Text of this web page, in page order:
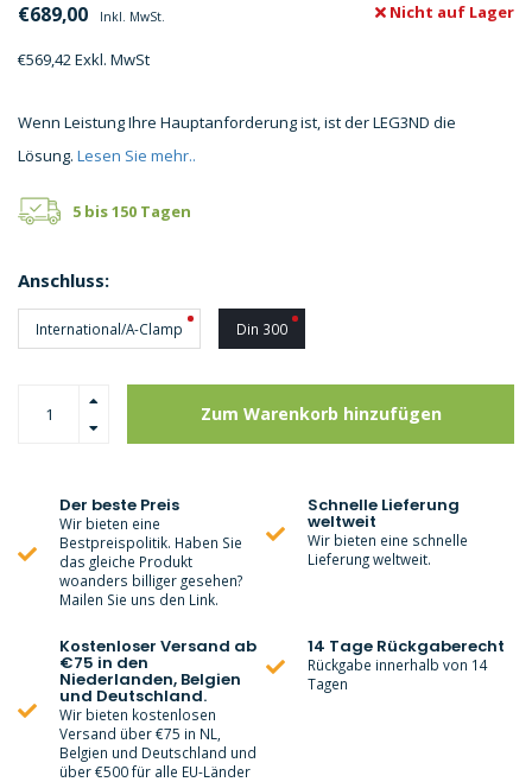
€689,00 Inkl. MwSt.
€569,42 Exkl. MwSt
Nicht auf Lager
Wenn Leistung Ihre Hauptanforderung ist, ist der LEG3ND die
Lösung. Lesen Sie mehr..
5 bis 150 Tagen
Anschluss:
International/A-Clamp Din 300
Zum Warenkorb hinzufügen
Der beste Preis
Wir bieten eine
Bestpreispolitik. Haben Sie
das gleiche Produkt
woanders billiger gesehen?
Mailen Sie uns den Link.
Schnelle Lieferung
weltweit
Wir bieten eine schnelle
Lieferung weltweit.
Kostenloser Versand ab
€75 in den
Niederlanden, Belgien
und Deutschland.
Wir bieten kostenlosen
Versand über €75 in NL,
Belgien und Deutschland und
über €500 für alle EU-Länder
14 Tage Rückgaberecht
Rückgabe innerhalb von 14
Tagen